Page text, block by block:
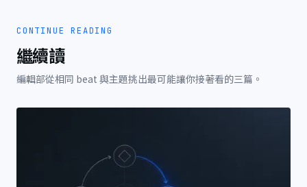
CONTINUE READING
繼續讀
編輯部從相同 beat 與主題挑出最可能讓你接著看的三篇。